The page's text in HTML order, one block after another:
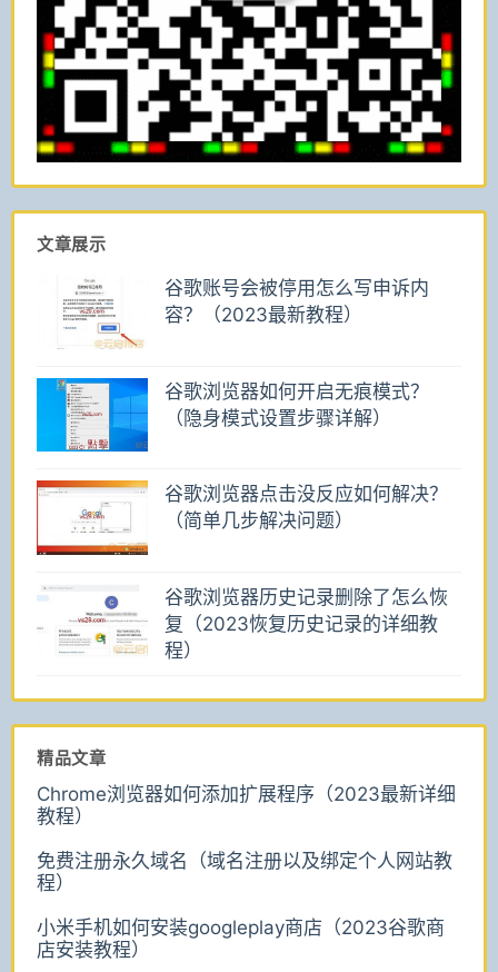
文章展示
谷歌账号会被停用怎么写申诉内
容？（2023最新教程）
谷歌浏览器如何开启无痕模式？
（隐身模式设置步骤详解）
谷歌浏览器点击没反应如何解决？
（简单几步解决问题）
谷歌浏览器历史记录删除了怎么恢
复（2023恢复历史记录的详细教
程）
精品文章
Chrome浏览器如何添加扩展程序（2023最新详细
教程）
免费注册永久域名（域名注册以及绑定个人网站教
程）
小米手机如何安装googleplay商店（2023谷歌商
店安装教程）